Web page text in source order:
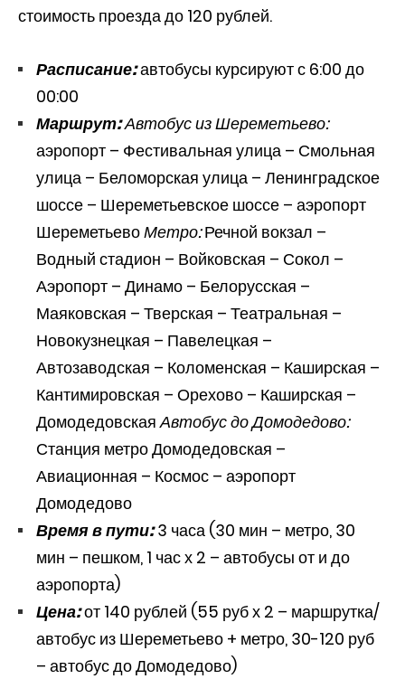
стоимость проезда до 120 рублей.
Расписание:автобусы курсируют с 6:00 до
00:00
Маршрут:Автобус из Шереметьево:
аэропорт – Фестивальная улица – Смольная
улица – Беломорская улица – Ленинградское
шоссе – Шереметьевское шоссе – аэропорт
ШереметьевоМетро:Речной вокзал –
Водный стадион – Войковская – Сокол –
Аэропорт – Динамо – Белорусская –
Маяковская – Тверская – Театральная –
Новокузнецкая – Павелецкая –
Автозаводская – Коломенская – Каширская –
Кантимировская – Орехово – Каширская –
ДомодедовскаяАвтобус до Домодедово:
Станция метро Домодедовская –
Авиационная – Космос – аэропорт
Домодедово
Время в пути:3 часа (30 мин – метро, 30
мин – пешком, 1 час х 2 – автобусы от и до
аэропорта)
Цена:от 140 рублей (55 руб х 2 – маршрутка/
автобус из Шереметьево + метро, 30-120 руб
– автобус до Домодедово)